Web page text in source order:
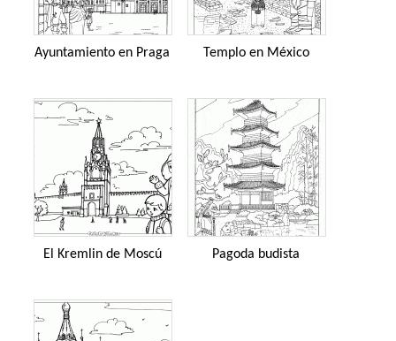
Ayuntamiento en Praga Templo en México
El Kremlin de Moscú Pagoda budista